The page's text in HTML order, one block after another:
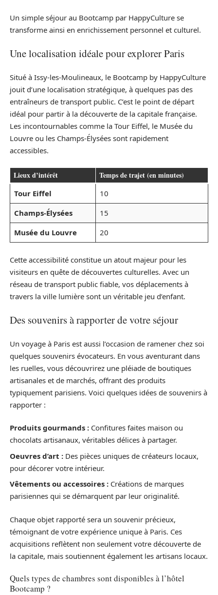
Un simple séjour au Bootcamp par HappyCulture se
transforme ainsi en enrichissement personnel et culturel.
Une localisation idéale pour explorer Paris
Situé à Issy-les-Moulineaux, le Bootcamp by HappyCulture
jouit d’une localisation stratégique, à quelques pas des
entraîneurs de transport public. C’est le point de départ
idéal pour partir à la découverte de la capitale française.
Les incontournables comme la Tour Eiffel, le Musée du
Louvre ou les Champs-Élysées sont rapidement
accessibles.
Lieux d’intérêt Temps de trajet (en minutes)
Tour Eiffel
10
Champs-Élysées
15
Musée du Louvre
20
Cette accessibilité constitue un atout majeur pour les
visiteurs en quête de découvertes culturelles. Avec un
réseau de transport public fiable, vos déplacements à
travers la ville lumière sont un véritable jeu d’enfant.
Des souvenirs à rapporter de votre séjour
Un voyage à Paris est aussi l’occasion de ramener chez soi
quelques souvenirs évocateurs. En vous aventurant dans
les ruelles, vous découvrirez une pléiade de boutiques
artisanales et de marchés, offrant des produits
typiquement parisiens. Voici quelques idées de souvenirs à
rapporter :
Produits gourmands : Confitures faites maison ou
chocolats artisanaux, véritables délices à partager.
Oeuvres d’art : Des pièces uniques de créateurs locaux,
pour décorer votre intérieur.
Vêtements ou accessoires : Créations de marques
parisiennes qui se démarquent par leur originalité.
Chaque objet rapporté sera un souvenir précieux,
témoignant de votre expérience unique à Paris. Ces
acquisitions reflètent non seulement votre découverte de
la capitale, mais soutiennent également les artisans locaux.
Quels types de chambres sont disponibles à l’hôtel
Bootcamp ?